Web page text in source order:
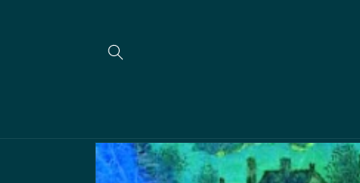
Skip to
product
information